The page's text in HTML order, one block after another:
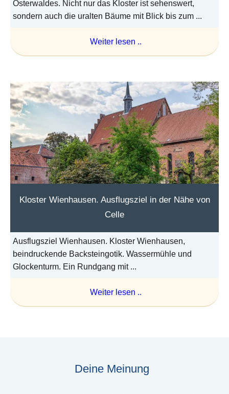
Osterwaldes. Nicht nur das Kloster ist sehenswert,
sondern auch die uralten Bäume mit Blick bis zum ...
Weiter lesen ..
Kloster Wienhausen. Ausflugsziel in der Nähe von
Celle
Ausflugsziel Wienhausen. Kloster Wienhausen,
beindruckende Backsteingotik. Wassermühle und
Glockenturm. Ein Rundgang mit ...
Weiter lesen ..
Deine Meinung